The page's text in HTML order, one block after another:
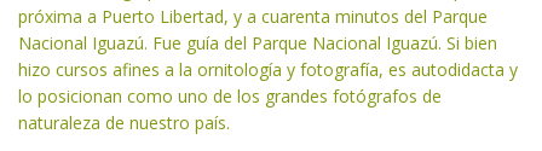
próxima a Puerto Libertad, y a cuarenta minutos del Parque
Nacional Iguazú. Fue guía del Parque Nacional Iguazú. Si bien
hizo cursos afines a la ornitología y fotografía, es autodidacta y
lo posicionan como uno de los grandes fotógrafos de
naturaleza de nuestro país.